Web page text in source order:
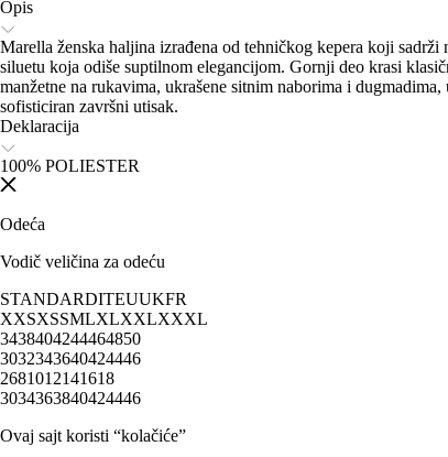
Opis
Marella ženska haljina izrađena od tehničkog kepera koji
siluetu koja odiše suptilnom elegancijom. Gornji deo krasi
manžetne na rukavima, ukrašene sitnim naborima i
sofisticiran završni utisak.
Deklaracija
100% POLIESTER
Odeća
Vodič veličina za odeću
STANDARDITEUUKFR
XXSXSSMLXLXXLXXXL
3438404244464850
3032343640424446
2681012141618
3034363840424446
Ovaj sajt koristi “kolačiće”